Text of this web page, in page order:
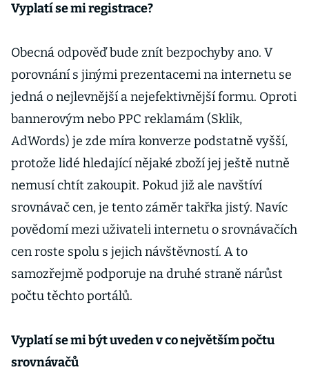
Vyplatí se mi registrace?
Obecná odpověď bude znít bezpochyby ano. V
porovnání s jinými prezentacemi na internetu se
jedná o nejlevnější a nejefektivnější formu. Oproti
bannerovým nebo PPC reklamám (Sklik,
AdWords) je zde míra konverze podstatně vyšší,
protože lidé hledající nějaké zboží jej ještě nutně
nemusí chtít zakoupit. Pokud již ale navštíví
srovnávač cen, je tento záměr takřka jistý. Navíc
povědomí mezi uživateli internetu o srovnávačích
cen roste spolu s jejich návštěvností. A to
samozřejmě podporuje na druhé straně nárůst
počtu těchto portálů.
Vyplatí se mi být uveden v co největším počtu
srovnávačů